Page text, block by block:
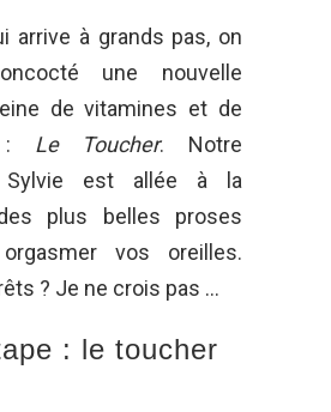
arrive à grands pas, on
une nouvelle
de vitamines et de
: Le Toucher. Notre
Sylvie est allée à la
plus belles proses
vos oreilles.
? Je ne crois pas …
: le toucher